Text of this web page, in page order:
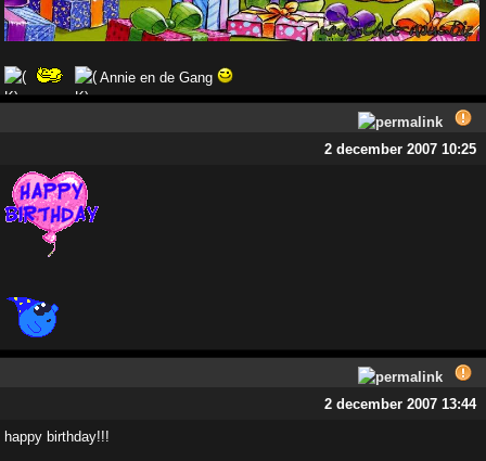
Annie en de Gang
2 december 2007 10:25
2 december 2007 13:44
happy birthday!!!